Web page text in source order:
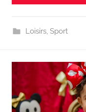
Loisirs, Sport